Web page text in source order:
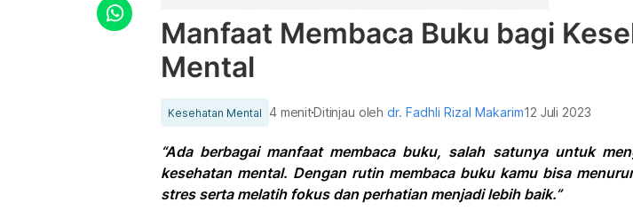
Manfaat Membaca Buku bagi
Mental
Kesehatan Mental 4 menitDitinjau olehdr. Fadhli Rizal Makarim12 Juli 2023
“Ada berbagai manfaat membaca buku, salah satunya untuk
kesehatan mental. Dengan rutin membaca buku kamu bisa
stres serta melatih fokus dan perhatian menjadi lebih baik.”